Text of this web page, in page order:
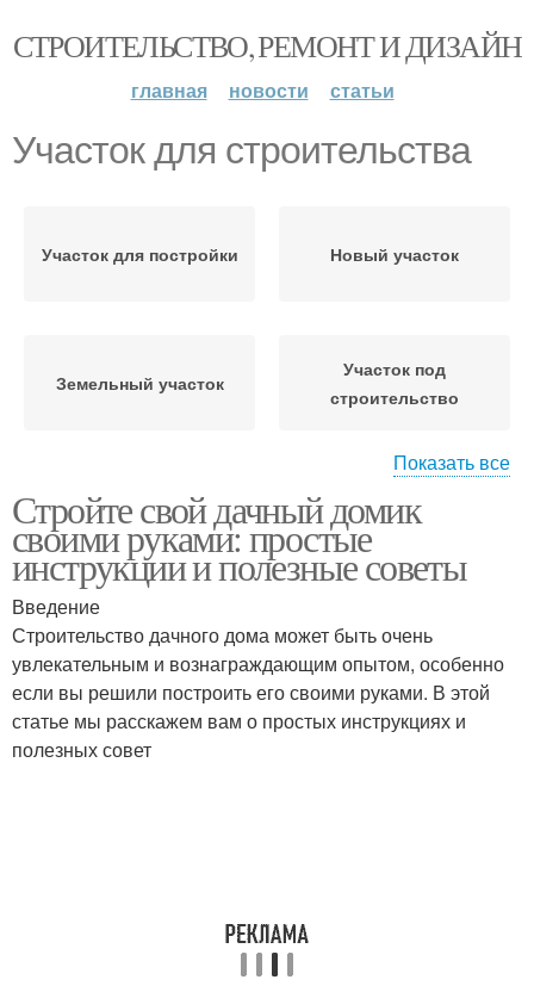
СТРОИТЕЛЬСТВО, РЕМОНТ И ДИЗАЙН
главная новости статьи
Участок для строительства
Участок для постройки Новый участок
Земельный участок
Участок под
строительство
Земельные участки
Показать все
Стройте свой дачный домик
своими руками: простые
инструкции и полезные советы
Введение
Строительство дачного дома может быть очень
увлекательным и вознаграждающим опытом, особенно
если вы решили построить его своими руками. В этой
статье мы расскажем вам о простых инструкциях и
полезных совет